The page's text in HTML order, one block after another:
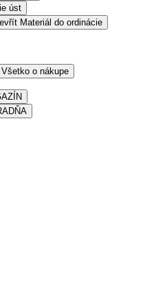
úst
Materiál do ordinácie
Všetko o nákupe